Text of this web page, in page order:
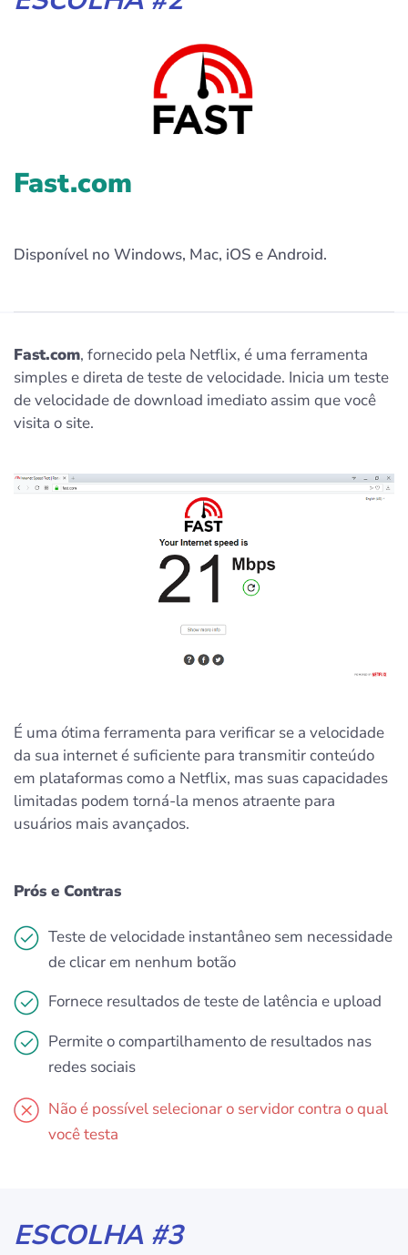
Fast.com
Disponível no Windows, Mac, iOS e Android.
Fast.com, fornecido pela Netflix, é uma ferramenta
simples e direta de teste de velocidade. Inicia um teste
de velocidade de download imediato assim que você
visita o site.
É uma ótima ferramenta para verificar se a velocidade
da sua internet é suficiente para transmitir conteúdo
em plataformas como a Netflix, mas suas capacidades
limitadas podem torná-la menos atraente para
usuários mais avançados.
Prós e Contras
Teste de velocidade instantâneo sem necessidade
de clicar em nenhum botão
Fornece resultados de teste de latência e upload
Permite o compartilhamento de resultados nas
redes sociais
Não é possível selecionar o servidor contra o qual
você testa
ESCOLHA #3